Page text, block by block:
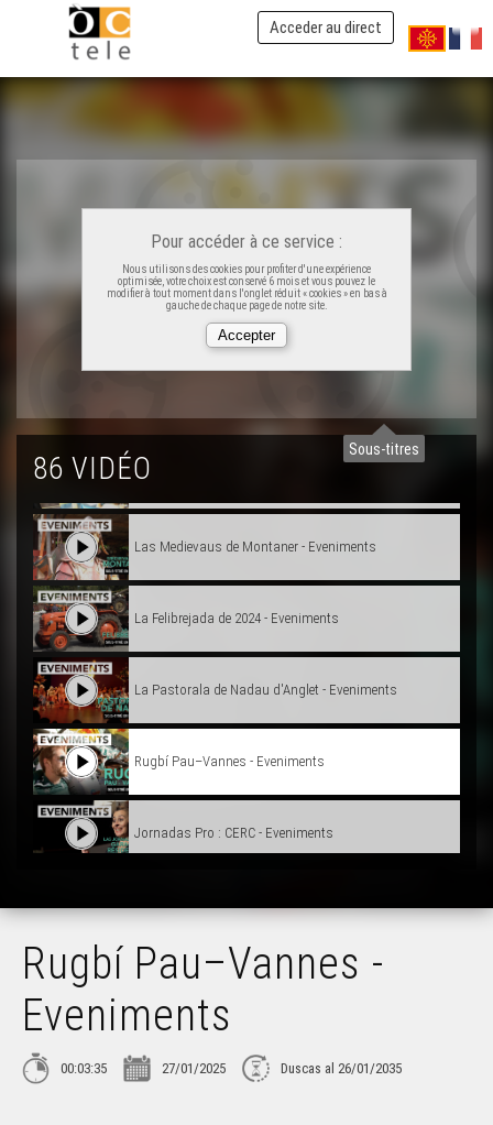
Acceder au direct
Sous-titres
Pour accéder à ce service :
Nous utilisons des cookies pour profiter d'une expérience
optimisée, votre choix est conservé 6 mois et vous pouvez le
modifier à tout moment dans l'onglet réduit « cookies » en bas à
gauche de chaque page de notre site.
86 VIDÉO
Asta’folk - Eveniments
Carnaval Biarnés 2024 - Eveniments
Prima occitana a Peçac - Eveniments
Rencontras Occitanas d'Agen - Eveniments
Las Medievaus de Montaner - Eveniments
La Felibrejada de 2024 - Eveniments
La Pastorala de Nadau d'Anglet - Eveniments
Rugbí Pau–Vannes - Eveniments
Jornadas Pro : CERC - Eveniments
Los 40 ans deu Carnaval Biarnés - Eveniments
Nadau au Grand Rex - Eveniments
Rugbí Pau–Vannes -
Eveniments
00:03:35 27/01/2025 Duscas al 26/01/2035